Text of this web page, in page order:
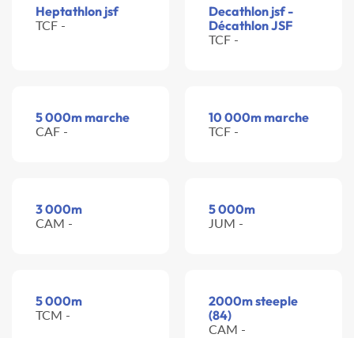
Heptathlon jsf
TCF -
Decathlon jsf -
Décathlon JSF
TCF -
5 000m marche
CAF -
10 000m marche
TCF -
3 000m
CAM -
5 000m
JUM -
5 000m
TCM -
2000m steeple
(84)
CAM -